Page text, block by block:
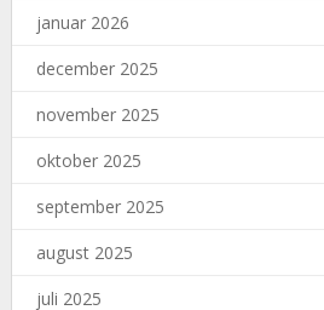
januar 2026
december 2025
november 2025
oktober 2025
september 2025
august 2025
juli 2025